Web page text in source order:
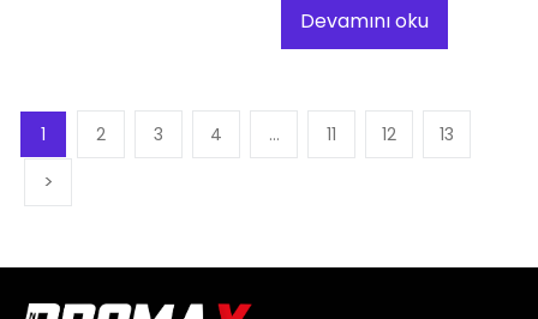
Devamını oku
1 2 3 4 … 11 12 13